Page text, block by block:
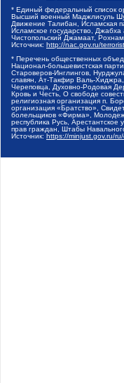
* Единый федеральный список
Высший военный Маджлисуль
Движение Талибан, Исламская
Исламское государство,
Чистопольский Джамаат,
Источник: http://nac.gov.ru/
* Перечень общественных
Национал-большевистская
Староверов-Инглингов,
славян, Ат-Такфир Валь-
Череповца, Духовно-Родовая
Кровь и Честь, О свободе
религиозная организация п.
организация «Братство»,
болельщиков «Фирма»,
республика Русь,
прав граждан, Штабы
Источник: https://minjust.gov.ru/